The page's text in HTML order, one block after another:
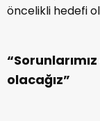
öncelikli hedefi
olacağız”